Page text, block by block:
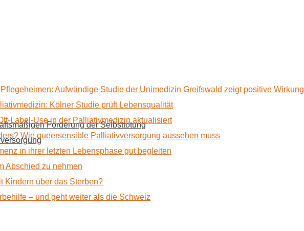
Förderung der Selbsttötung
Aufwändige Studie der Unimedizin Greifswald zeigt positive Wirkung
Kölner Studie prüft Lebensqualität
Label-Use in der Palliativmedizin aktualisiert
Wie queersensible Palliativversorgung aussehen muss
in ihrer letzten Lebensphase gut begleiten
Abschied zu nehmen
Kindern über das Sterben?
– und geht weiter als die Schweiz